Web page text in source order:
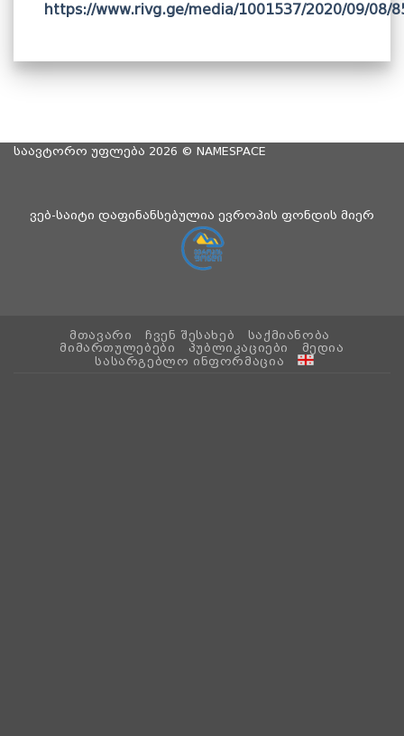
https://www.rivg.ge/media/1001537/2020/09/08/
საავტორო უფლება 2026 © NAMESPACE
ვებ-საიტი დაფინანსებულია ევროპის ფონდის მიერ
ᲛᲗᲐᲕᲐᲠᲘ ᲩᲕᲔᲜ ᲨᲔᲡᲐᲮᲔᲑ
ᲡᲐᲥᲛᲘᲐᲜᲝᲑᲐ
ᲛᲘᲛᲐᲠᲗᲣᲚᲔᲑᲔᲑᲘ
ᲞᲣᲑᲚᲘᲙᲐᲪᲘᲔᲑᲘ
ᲛᲔᲓᲘᲐ
ᲡᲐᲡᲐᲠᲒᲔᲑᲚᲝ ᲘᲜᲤᲝᲠᲛᲐᲪᲘᲐ